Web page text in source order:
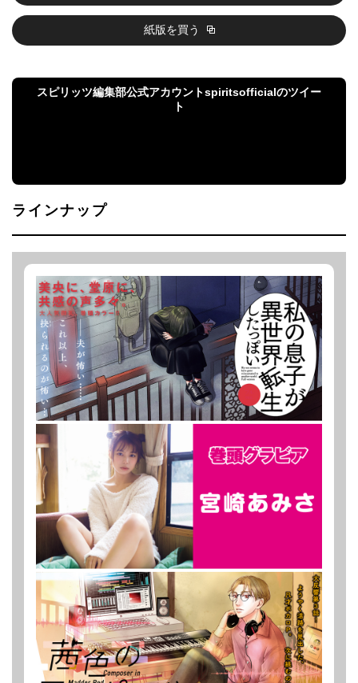
紙版を買う
スピリッツ編集部公式アカウントspiritsofficialのツイー
ト
ラインナップ